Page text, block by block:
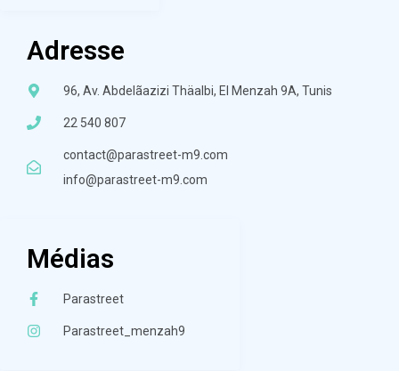
Adresse
96, Av. Abdelãazizi Thäalbi, El Menzah 9A, Tunis
22 540 807
contact@parastreet-m9.com
info@parastreet-m9.com
Médias
Parastreet
Parastreet_menzah9